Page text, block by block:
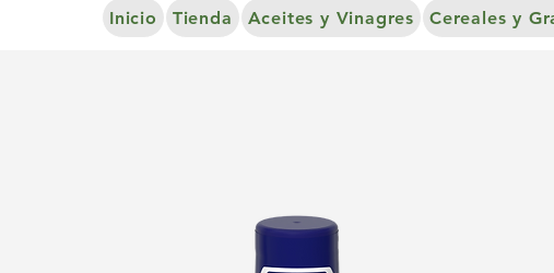
Inicio Tienda Aceites y Vinagres Cereales y